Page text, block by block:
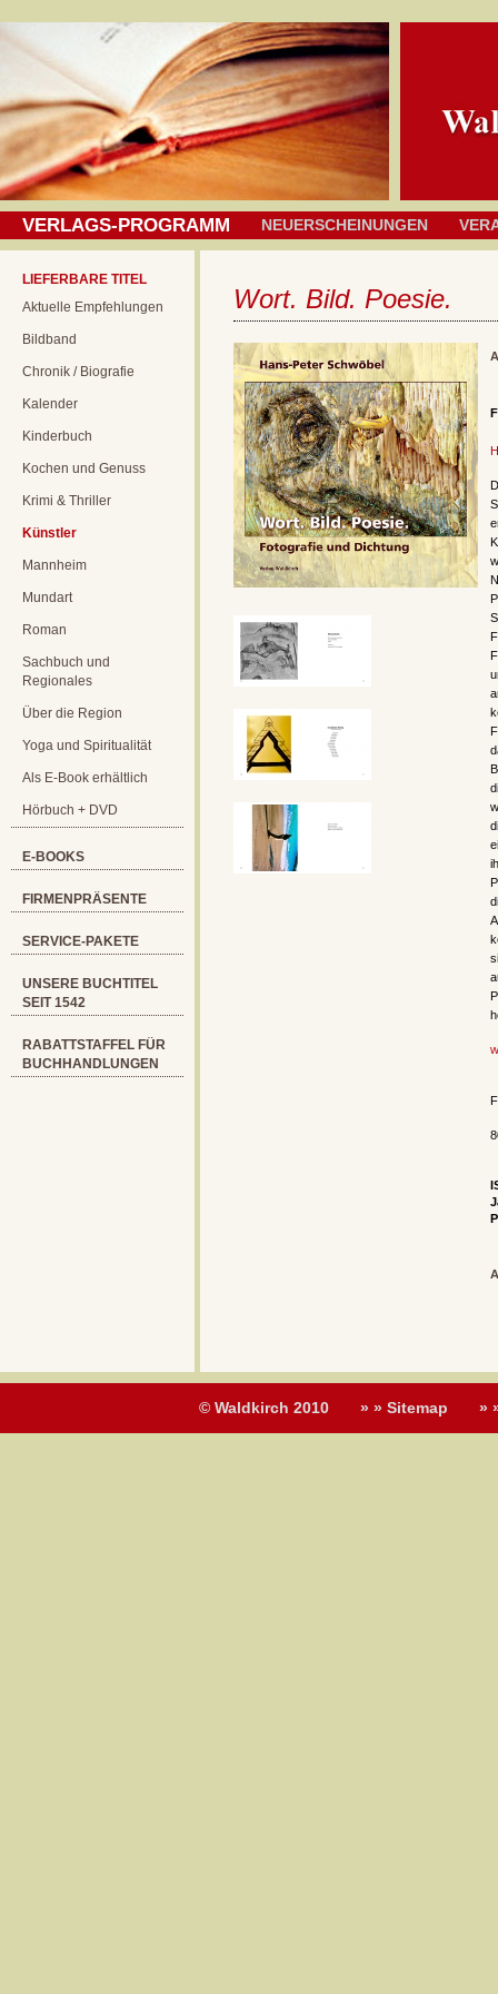
VERLAGS-PROGRAMM NEUERSCHEINUNGEN
LIEFERBARE TITEL
Aktuelle Empfehlungen
Bildband
Chronik / Biografie
Kalender
Kinderbuch
Kochen und Genuss
Krimi & Thriller
Künstler
Mannheim
Mundart
Roman
Sachbuch und
Regionales
Über die Region
Yoga und Spiritualität
Als E-Book erhältlich
Hörbuch + DVD
E-BOOKS
FIRMENPRÄSENTE
SERVICE-PAKETE
UNSERE BUCHTITEL
SEIT 1542
RABATTSTAFFEL FÜR
BUCHHANDLUNGEN
Wort. Bild. Poesie.
© Waldkirch 2010 » » Sitemap »